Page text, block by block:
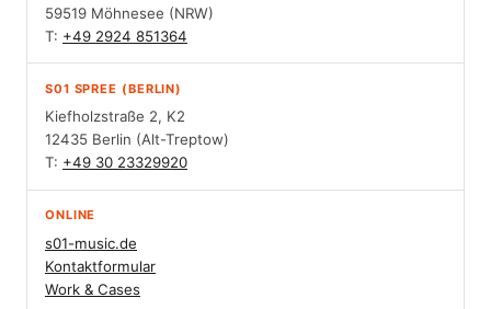
59519 Möhnesee (NRW)
T: +49 2924 851364
S01 SPREE (BERLIN)
Kiefholzstraße 2, K2
12435 Berlin (Alt-Treptow)
T: +49 30 23329920
ONLINE
s01-music.de
Kontaktformular
Work & Cases